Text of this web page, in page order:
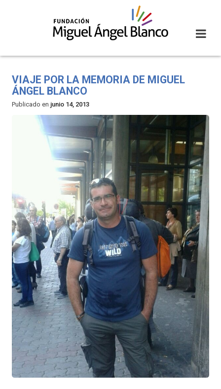
VIAJE POR LA MEMORIA DE MIGUEL
ÁNGEL BLANCO
Publicado en junio 14, 2013